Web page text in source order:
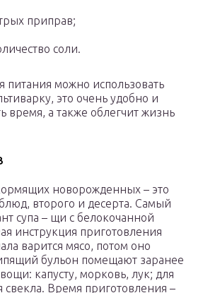
приправ;
соли.
питания можно использовать
это очень удобно и
время, а также облегчит жизнь
новорожденных – это
второго и десерта. Самый
супа – щи с белокочанной
инструкция приготовления
варится мясо, потом оно
бульон помещают заранее
капусту, морковь, лук; для
свекла. Время приготовления –